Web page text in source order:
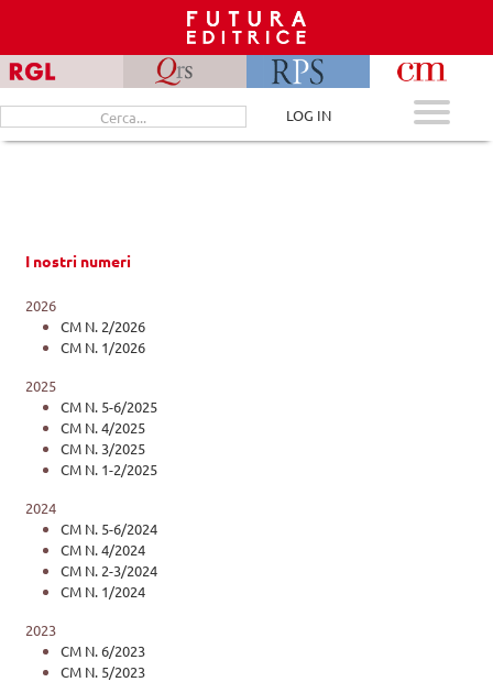
content
Cerca
per:
LOG IN
I nostri numeri
2026
CM N. 2/2026
CM N. 1/2026
2025
CM N. 5-6/2025
CM N. 4/2025
CM N. 3/2025
CM N. 1-2/2025
2024
CM N. 5-6/2024
CM N. 4/2024
CM N. 2-3/2024
CM N. 1/2024
2023
CM N. 6/2023
CM N. 5/2023